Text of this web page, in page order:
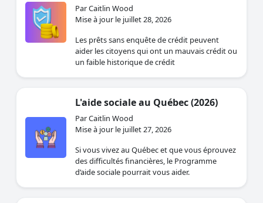
Par Caitlin Wood
Mise à jour le juillet 28, 2026
Les prêts sans enquête de crédit peuvent
aider les citoyens qui ont un mauvais crédit ou
un faible historique de crédit
L'aide sociale au Québec (2026)
Par Caitlin Wood
Mise à jour le juillet 27, 2026
Si vous vivez au Québec et que vous éprouvez
des difficultés financières, le Programme
d’aide sociale pourrait vous aider.